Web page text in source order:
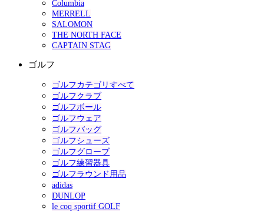
Columbia
MERRELL
SALOMON
THE NORTH FACE
CAPTAIN STAG
ゴルフ
ゴルフカテゴリすべて
ゴルフクラブ
ゴルフボール
ゴルフウェア
ゴルフバッグ
ゴルフシューズ
ゴルフグローブ
ゴルフ練習器具
ゴルフラウンド用品
adidas
DUNLOP
le coq sportif GOLF